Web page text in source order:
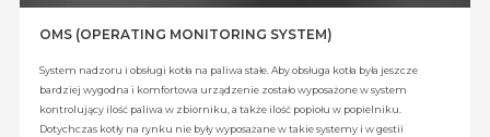
OMS (OPERATING MONITORING SYSTEM)
System nadzoru i obsługi kotła na paliwa stałe. Aby obsługa kotła była jeszcze
bardziej wygodna i komfortowa urządzenie zostało wyposażone w system
kontrolujący ilość paliwa w zbiorniku, a także ilość popiołu w popielniku.
Dotychczas kotły na rynku nie były wyposażane w takie systemy i w gestii